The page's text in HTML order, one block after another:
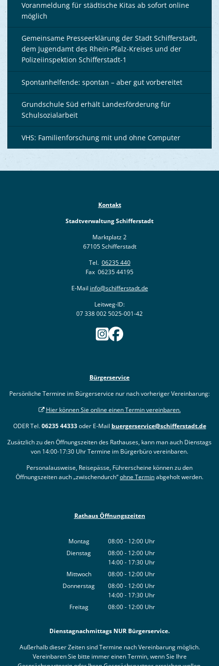
Voranmeldung für städtische Kitas ab sofort online
möglich
Gemeinsame Presseerklärung der Stadt Schifferstadt,
dem Jugendamt des Rhein-Pfalz-Kreises und der
Polizeiinspektion Schifferstadt-1
Spontanhelfende: spontan – aber gut vorbereitet
Grundschule Süd erhält Landesförderung für
Schulsozialarbeit
VHS: Familienforschung mit und ohne Computer
Kontakt
Stadtverwaltung Schifferstadt
Marktplatz 2
67105 Schifferstadt
Tel. 06235 440
Fax 06235 44195
E-Mail info@schifferstadt.de
Leitweg-ID:
07 338 002 5025-001-42
Bürgerservice
Persönliche Termine im Bürgerservice nur nach vorheriger Vereinbarung:
Hier können Sie online einen Termin vereinbaren.
ODER Tel.06235 44333oder E-Mail buergerservice@schifferstadt.de
Zusätzlich zu den Öffnungszeiten des Rathauses, kann man auch Dienstags
von 14:00-17:30 Uhr Termine im Bürgerbüro vereinbaren.
Personalausweise, Reisepässe, Führerscheine können zu den
Öffnungszeiten auch „zwischendurch“ohne Terminabgeholt werden.
Rathaus Öffnungszeiten
Montag 08:00- 12:00 Uhr
Von 08:00 bis 12:00 Uhr
Dienstag 08:00- 12:00 Uhr
Von 08:00 bis 12:00 Uhr
14:00- 17:30 Uhr
Von 14:00 bis 17:30 Uhr
Mittwoch 08:00- 12:00 Uhr
Von 08:00 bis 12:00 Uhr
Donnerstag 08:00- 12:00 Uhr
Von 08:00 bis 12:00 Uhr
14:00- 17:30 Uhr
Von 14:00 bis 17:30 Uhr
Freitag 08:00- 12:00 Uhr
Dienstagnachmittags NUR Bürgerservice.
Außerhalb dieser Zeiten sind Termine nach Vereinbarung möglich.
Vereinbaren Sie bitte immer einen Termin, wenn Sie Ihre